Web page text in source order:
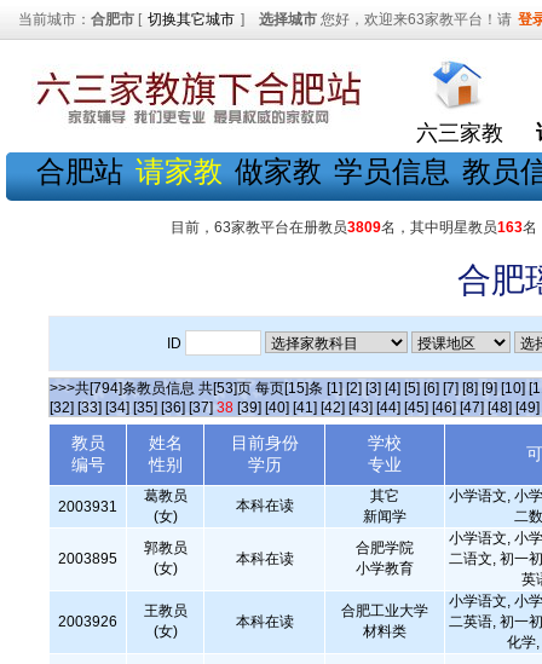
当前城市： 合肥市 [ 切换其它城市 ] 选择城市 您好，欢迎来63家教平台！请 登
六三家教
合肥站 请家教 做家教 学员信息 教员
目前，63家教平台在册教员3809名，其中明星教员163名
合肥
ID
>>>共[794]条教员信息 共[53]页 每页[15]条 [1] [2] [3] [4] [5] [6] [7] [8] [9] [10]
[32] [33] [34] [35] [36] [37] 38 [39] [40] [41] [42] [43] [44] [45] [46] [47] [48] [49]
教员
编号
姓名
性别
目前身份
学历
学校
专业
2003931
葛教员
(女)
本科在读
其它
新闻学
小学语文, 小
二
2003895
郭教员
(女)
本科在读
合肥学院
小学教育
小学语文, 小
二语文, 初一
英
2003926
王教员
(女)
本科在读
合肥工业大学
材料类
小学语文, 小
二英语, 初一
化学